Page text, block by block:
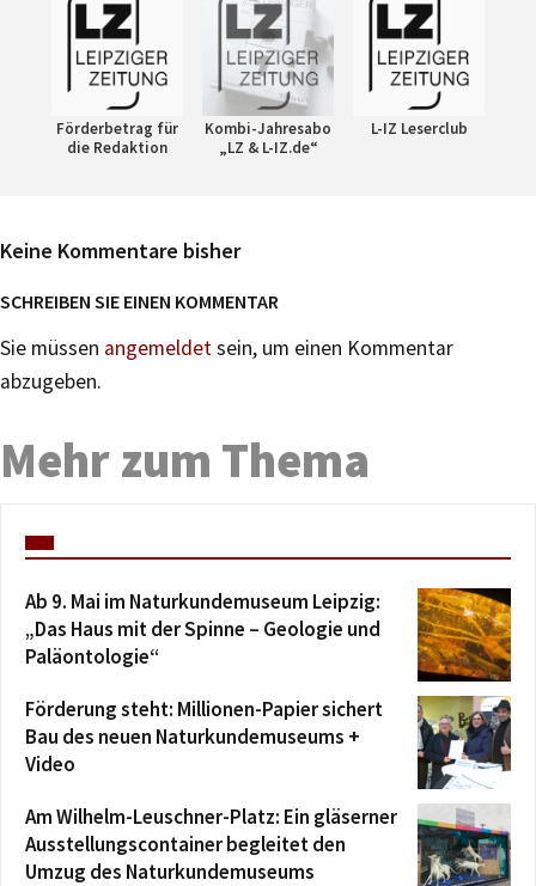
Förderbetrag für
die Redaktion
Kombi-Jahresabo
„LZ & L-IZ.de“
L-IZ Leserclub
Keine Kommentare bisher
SCHREIBEN SIE EINEN KOMMENTAR
Sie müssen angemeldetsein, um einen Kommentar
abzugeben.
Mehr zum Thema
Ab 9. Mai im Naturkundemuseum Leipzig:
„Das Haus mit der Spinne – Geologie und
Paläontologie“
Förderung steht: Millionen-Papier sichert
Bau des neuen Naturkundemuseums +
Video
Am Wilhelm-Leuschner-Platz: Ein gläserner
Ausstellungscontainer begleitet den
Umzug des Naturkundemuseums